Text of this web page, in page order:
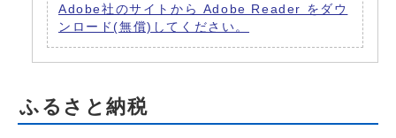
Adobe社のサイトから Adobe Reader をダウ
ンロード(無償)してください。
ふるさと納税